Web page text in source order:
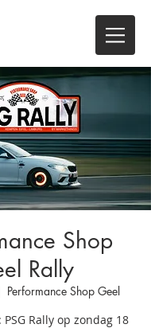
Shop
Rally
Performance Shop Geel
Rally op zondag 18